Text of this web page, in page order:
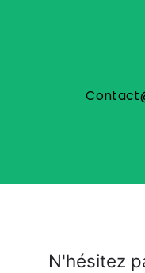
N'hésitez